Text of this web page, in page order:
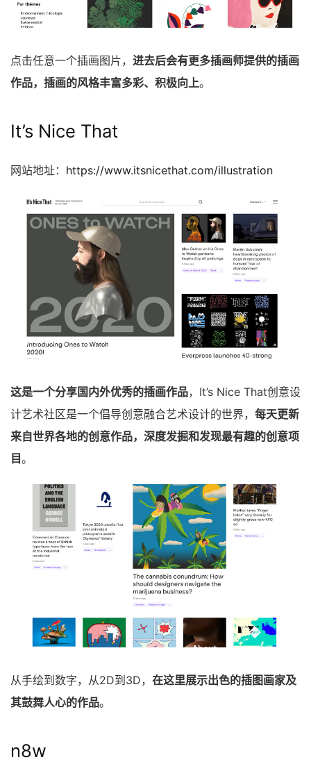
点击任意一个插画图片， 进去后会有更多插画师提供的插画
作品，插画的风格丰富多彩、积极向上。
It’s Nice That
网站地址： https://www.itsnicethat.com/illustration
这是一个分享国内外优秀的插画作品，It’s Nice That创意设
计艺术社区是一个倡导创意融合艺术设计的世界， 每天更新
来自世界各地的创意作品，深度发掘和发现最有趣的创意项
目。
从手绘到数字，从2D到3D， 在这里展示出色的插图画家及
其鼓舞人心的作品。
n8w